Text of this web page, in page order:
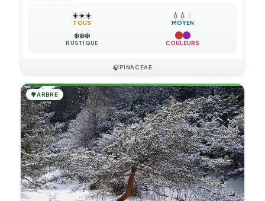
☀️☀️☀️
TOUS
💧 💧 💧
MOYEN
❄️❄️❄️
RUSTIQUE COULEURS
🍃PINACEAE
🌳ARBRE